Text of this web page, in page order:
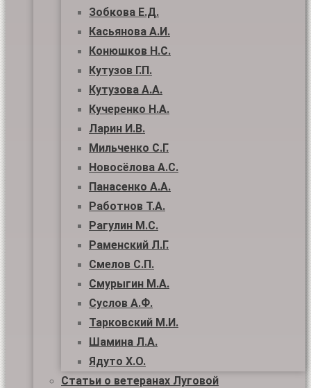
Зобкова Е.Д.
Касьянова А.И.
Конюшков Н.С.
Кутузов Г.П.
Кутузова А.А.
Кучеренко Н.А.
Ларин И.В.
Мильченко С.Г.
Новосёлова А.С.
Панасенко А.А.
Работнов Т.А.
Рагулин М.С.
Раменский Л.Г.
Смелов С.П.
Смурыгин М.А.
Суслов А.Ф.
Тарковский М.И.
Шамина Л.А.
Ядуто Х.О.
Статьи о ветеранах Луговой